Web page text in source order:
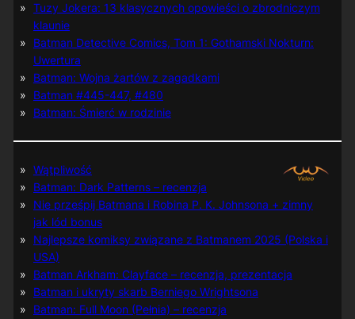
Tuzy Jokera: 13 klasycznych opowieści o zbrodniczym
klaunie
Batman Detective Comics, Tom 1: Gothamski Nokturn:
Uwertura
Batman: Wojna żartów z zagadkami
Batman #445-447, #480
Batman: Śmierć w rodzinie
Wątpliwość
Batman: Dark Patterns – recenzja
Nie prześpij Batmana i Robina P. K. Johnsona + zimny
jak lód bonus
Najlepsze komiksy związane z Batmanem 2025 (Polska i
USA)
Batman Arkham: Clayface – recenzja, prezentacja
Batman i ukryty skarb Berniego Wrightsona
Batman: Full Moon (Pełnia) – recenzja